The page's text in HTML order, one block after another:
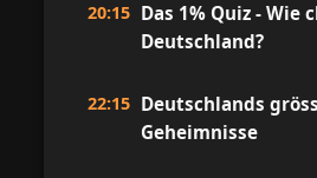
20:15 Das 1% Quiz - Wie
Deutschland?
22:15 Deutschlands
Geheimnisse